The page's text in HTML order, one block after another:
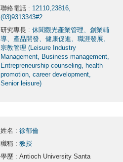
聯絡電話 : 12110,23816,
(03)9313343#2
研究專長 : 休聞觀光產業管理、創業輔
導、產品開發、健康促進、職涯發展、
宗教管理 (Leisure Industry
Management, Business management,
Entrepreneurship counseling, health
promotion, career development,
Senior leisure)
姓名 : 徐郁倫
職稱 : 教授
學歷 : Antioch University Santa